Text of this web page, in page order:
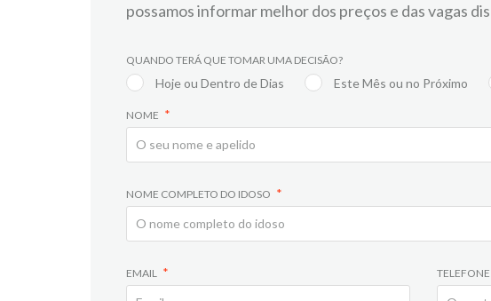
possamos informar melhor dos preços e das vagas
QUANDO TERÁ QUE TOMAR UMA DECISÃO?
Hoje ou Dentro de Dias Este Mês ou no Próximo
NOME
NOME COMPLETO DO IDOSO
EMAIL TELEFONE